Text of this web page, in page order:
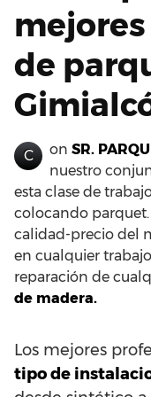
de
C on SR.
nuestro
esta clase de
colocando
calidad-precio del
en cualquier
reparación de
de madera.
Los mejores
tipo de